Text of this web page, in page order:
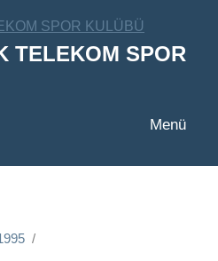
TELEKOM SPOR
Menü